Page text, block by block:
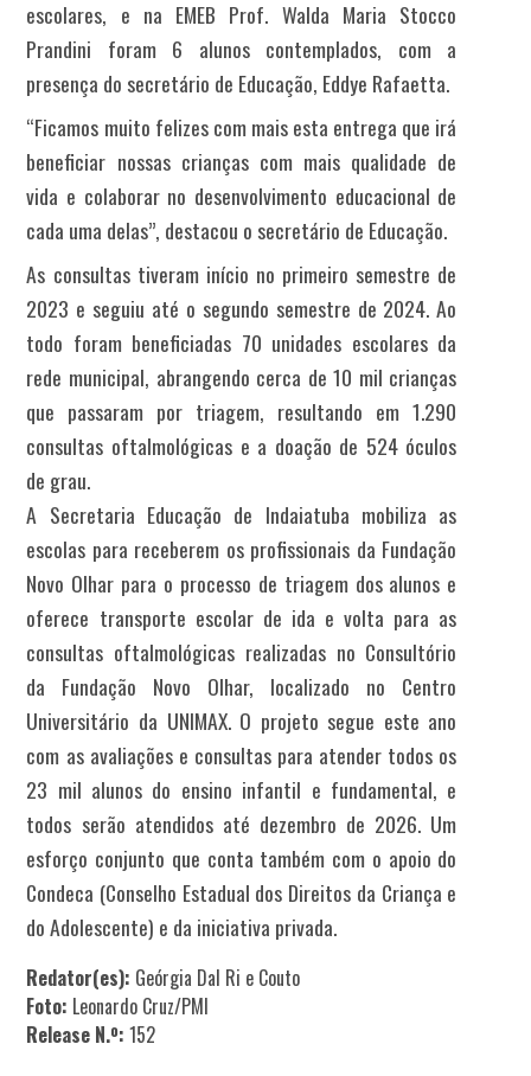
escolares, e na EMEB Prof. Walda Maria Stocco
Prandini foram 6 alunos contemplados, com a
presença do secretário de Educação, Eddye Rafaetta.
“Ficamos muito felizes com mais esta entrega que irá
beneficiar nossas crianças com mais qualidade de
vida e colaborar no desenvolvimento educacional de
cada uma delas”, destacou o secretário de Educação.
As consultas tiveram início no primeiro semestre de
2023 e seguiu até o segundo semestre de 2024. Ao
todo foram beneficiadas 70 unidades escolares da
rede municipal, abrangendo cerca de 10 mil crianças
que passaram por triagem, resultando em 1.290
consultas oftalmológicas e a doação de 524 óculos
de grau.
A Secretaria Educação de Indaiatuba mobiliza as
escolas para receberem os profissionais da Fundação
Novo Olhar para o processo de triagem dos alunos e
oferece transporte escolar de ida e volta para as
consultas oftalmológicas realizadas no Consultório
da Fundação Novo Olhar, localizado no Centro
Universitário da UNIMAX. O projeto segue este ano
com as avaliações e consultas para atender todos os
23 mil alunos do ensino infantil e fundamental, e
todos serão atendidos até dezembro de 2026. Um
esforço conjunto que conta também com o apoio do
Condeca (Conselho Estadual dos Direitos da Criança e
do Adolescente) e da iniciativa privada.
Redator(es): Geórgia Dal Ri e Couto
Foto: Leonardo Cruz/PMI
Release N.º: 152